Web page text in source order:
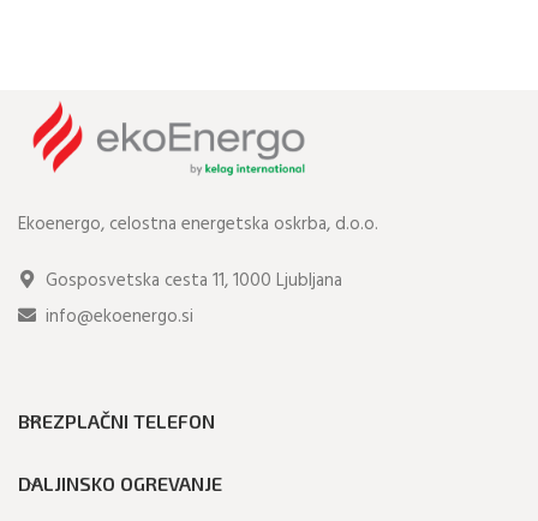
Ekoenergo, celostna energetska oskrba, d.o.o.
Gosposvetska cesta 11, 1000 Ljubljana
info@ekoenergo.si
BREZPLAČNI TELEFON
DALJINSKO OGREVANJE